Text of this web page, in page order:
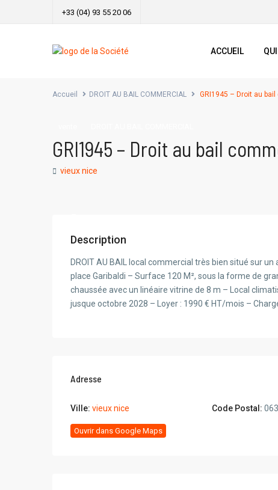
+33 (04) 93 55 20 06
ACCUEIL
Accueil DROIT AU BAIL COMMERCIAL GRI1945 – Droit au
GRI1945 – Droit au bail
vieux nice
Description
DROIT AU BAIL local commercial très bien situé sur
place Garibaldi – Surface 120 M², sous la forme de
chaussée avec un linéaire vitrine de 8 m – Local
jusque octobre 2028 – Loyer : 1990 € HT/mois –
Adresse
Ville: vieux nice Code Postal:
Ouvrir dans Google Maps